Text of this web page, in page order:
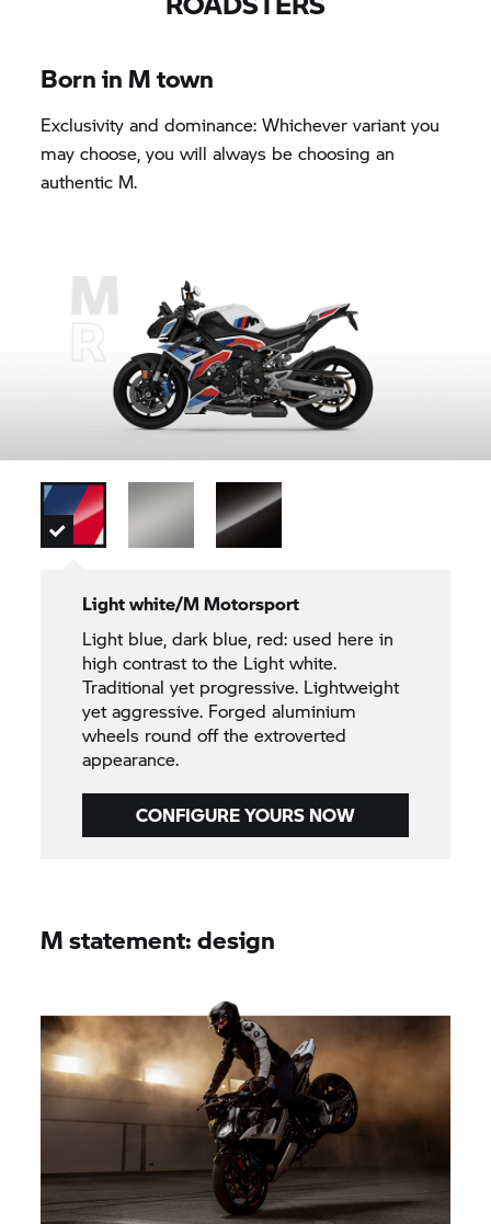
Born in M town
Exclusivity and dominance: Whichever variant you
may choose, you will always be choosing an
authentic M.
Light white/M Motorsport
Light blue, dark blue, red: used here in
high contrast to the Light white.
Traditional yet progressive. Lightweight
yet aggressive. Forged aluminium
wheels round off the extroverted
appearance.
CONFIGURE YOURS NOW
M statement: design